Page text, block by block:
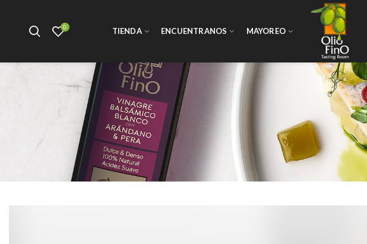
0 TIENDA ENCUENTRANOS MAYOREO